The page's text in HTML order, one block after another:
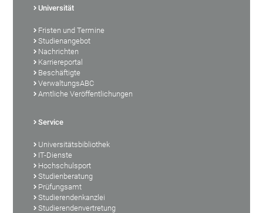
Universität
Fristen und Termine
Studienangebot
Nachrichten
Karriereportal
Beschäftigte
VerwaltungsABC
Amtliche Veröffentlichungen
Service
Universitätsbibliothek
IT-Dienste
Hochschulsport
Studienberatung
Prüfungsamt
Studierendenkanzlei
Studierendenvertretung